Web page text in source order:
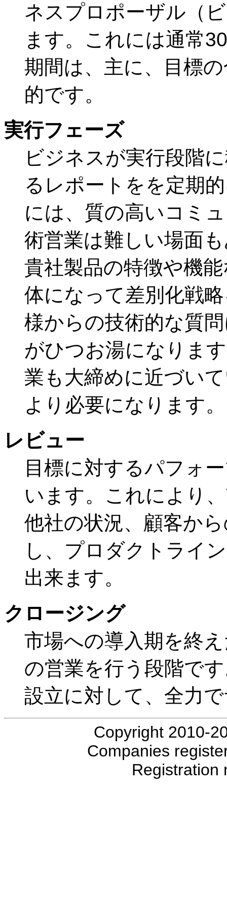
ネスプロポーザル（
ます。これには通常
期間は、主に、目標
的です。
実行フェーズ
ビジネスが実行段階
るレポートをを定期
には、質の高いコミ
術営業は難しい場面
貴社製品の特徴や機
体になって差別化戦
様からの技術的な質
がひつお湯になりま
業も大締めに近づい
より必要になります。
レビュー
目標に対するパフォ
います。これにより
他社の状況、顧客か
し、プロダクトライ
出来ます。
クロージング
市場への導入期を終
の営業を行う段階で
設立に対して、全力
Copyright 2010-
Companies
Registration